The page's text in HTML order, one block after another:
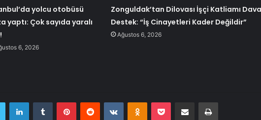
yolcu otobüsü
yaptı: Çok sayıda yaralı
6, 2026
Zonguldak’tan Dilovası İşçi Katliamı
Destek: “İş Cinayetleri Kader Değildir”
Ağustos 6, 2026
Twitter LinkedInTumblr PinterestReddit VKontakteOdnoklassniki
Pocket E-Posta ile paylaş Yazdır